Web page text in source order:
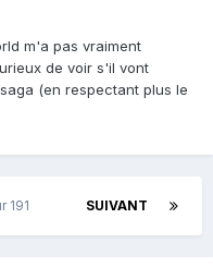
m'a pas vraiment
de voir s'il vont
(en respectant plus le
SUIVANT
191